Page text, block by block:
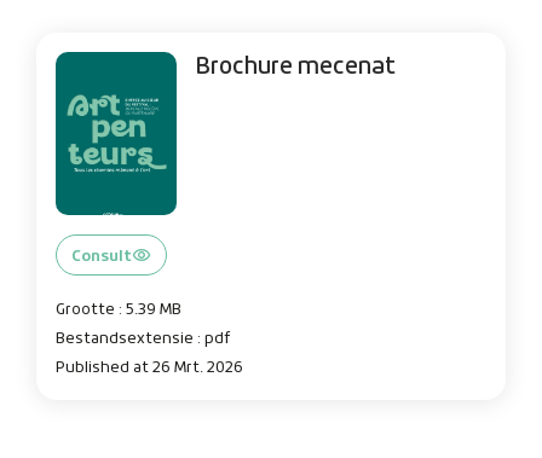
Brochure mecenat
Consult
Grootte : 5.39 MB
Bestandsextensie : pdf
Published at 26 Mrt. 2026